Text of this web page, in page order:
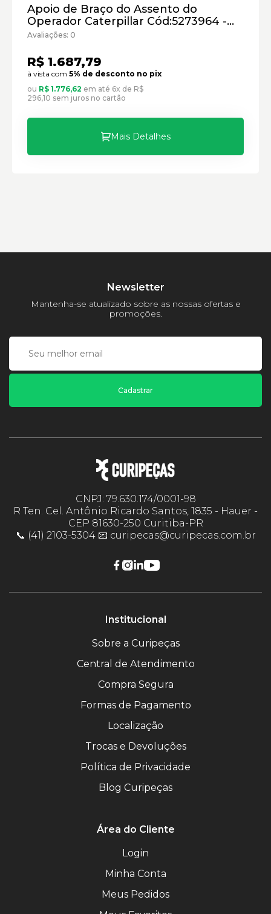
Carregadeiras de Rodas Caterpillar:
Motoniveladoras Caterpillar:
Marca:
Material:
Largura:
Apoio de Braço do Assento do
Operador Caterpillar Cód:5273964 -
Novo
Avaliações: 0
R$ 1.687,79
à vista com 5% de desconto no pix
ou R$ 1.776,62 em até 6x de R$
296,10 sem juros no cartão
Mais Detalhes
Newsletter
Mantenha-se atualizado sobre as nossas ofertas e
promoções.
Cadastrar
CNPJ: 79.630.174/0001-98
R Ten. Cel. Antônio Ricardo Santos, 1835 - Hauer -
CEP 81630-250 Curitiba-PR
📞 (41) 2103-5304 📧 curipecas@curipecas.com.br
Institucional
Sobre a Curipeças
Central de Atendimento
Compra Segura
Formas de Pagamento
Localização
Trocas e Devoluções
Política de Privacidade
Blog Curipeças
Área do Cliente
Login
Minha Conta
Meus Pedidos